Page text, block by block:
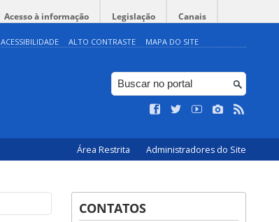
Acesso à informação Legislação Canais
ACESSIBILIDADE ALTO CONTRASTE MAPA DO SITE
Área Restrita Administradores do Site
CONTATOS